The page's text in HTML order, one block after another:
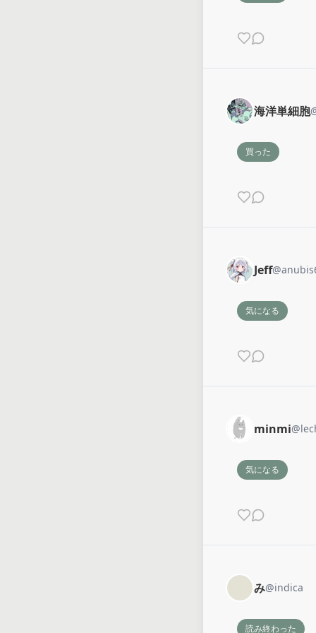
海洋単細胞
買った
Jeff@
気になる
minmi@
気になる
み@indica
読み終わった